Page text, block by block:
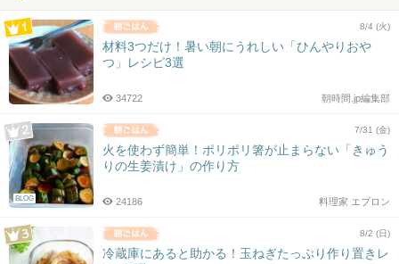
8/4 (火)
材料3つだけ！暑い朝にうれしい「ひんやりおや
つ」レシピ3選
朝時間.jp編集部
34722
BLOG
7/31 (金)
火を使わず簡単！ポリポリ箸が止まらない「きゅう
りの生姜漬け」の作り方
料理家 エプロン
24186
8/2 (日)
冷蔵庫にあると助かる！玉ねぎたっぷり作り置きレ